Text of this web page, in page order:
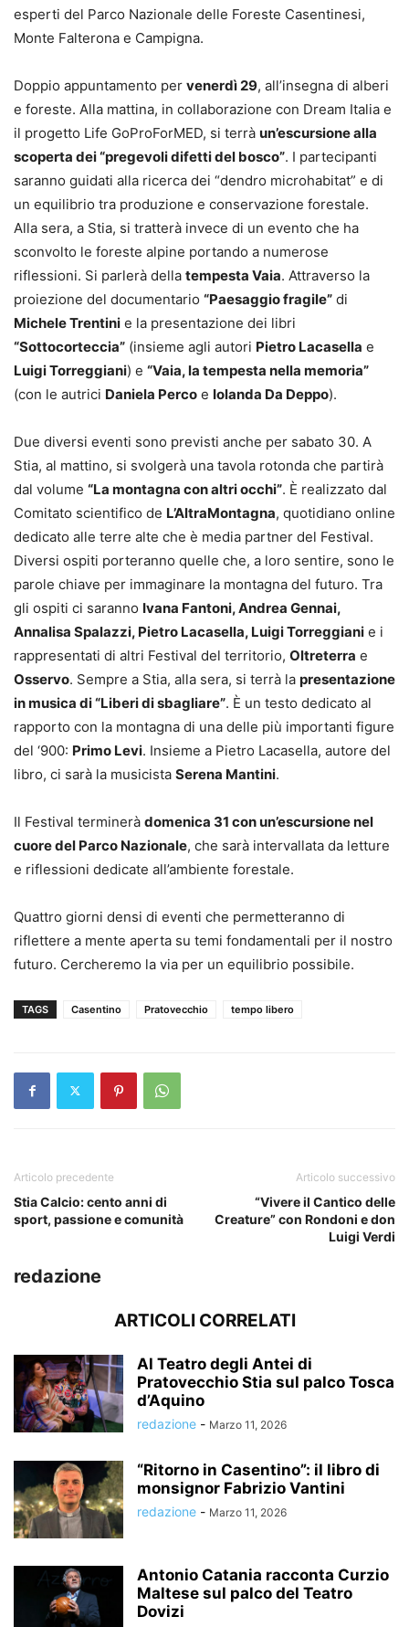
esperti del Parco Nazionale delle Foreste Casentinesi,
Monte Falterona e Campigna.
Doppio appuntamento per venerdì 29, all’insegna di alberi
e foreste. Alla mattina, in collaborazione con Dream Italia e
il progetto Life GoProForMED, si terrà un’escursione alla
scoperta dei “pregevoli difetti del bosco”. I partecipanti
saranno guidati alla ricerca dei “dendro microhabitat” e di
un equilibrio tra produzione e conservazione forestale.
Alla sera, a Stia, si tratterà invece di un evento che ha
sconvolto le foreste alpine portando a numerose
riflessioni. Si parlerà della tempesta Vaia. Attraverso la
proiezione del documentario “Paesaggio fragile” di
Michele Trentini e la presentazione dei libri
“Sottocorteccia” (insieme agli autori Pietro Lacasella e
Luigi Torreggiani) e “Vaia, la tempesta nella memoria”
(con le autrici Daniela Perco e Iolanda Da Deppo).
Due diversi eventi sono previsti anche per sabato 30. A
Stia, al mattino, si svolgerà una tavola rotonda che partirà
dal volume “La montagna con altri occhi”. È realizzato dal
Comitato scientifico de L’AltraMontagna, quotidiano online
dedicato alle terre alte che è media partner del Festival.
Diversi ospiti porteranno quelle che, a loro sentire, sono le
parole chiave per immaginare la montagna del futuro. Tra
gli ospiti ci saranno Ivana Fantoni, Andrea Gennai,
Annalisa Spalazzi, Pietro Lacasella, Luigi Torreggiani e i
rappresentati di altri Festival del territorio, Oltreterra e
Osservo. Sempre a Stia, alla sera, si terrà la presentazione
in musica di “Liberi di sbagliare”. È un testo dedicato al
rapporto con la montagna di una delle più importanti figure
del ‘900: Primo Levi. Insieme a Pietro Lacasella, autore del
libro, ci sarà la musicista Serena Mantini.
Il Festival terminerà domenica 31 con un’escursione nel
cuore del Parco Nazionale, che sarà intervallata da letture
e riflessioni dedicate all’ambiente forestale.
Quattro giorni densi di eventi che permetteranno di
riflettere a mente aperta su temi fondamentali per il nostro
futuro. Cercheremo la via per un equilibrio possibile.
TAGS Casentino Pratovecchio tempo libero
Articolo precedente
Stia Calcio: cento anni di
sport, passione e comunità
Articolo successivo
“Vivere il Cantico delle
Creature” con Rondoni e don
Luigi Verdi
redazione
ARTICOLI CORRELATI
Al Teatro degli Antei di
Pratovecchio Stia sul palco Tosca
d’Aquino
redazione - Marzo 11, 2026
“Ritorno in Casentino”: il libro di
monsignor Fabrizio Vantini
redazione - Marzo 11, 2026
Antonio Catania racconta Curzio
Maltese sul palco del Teatro
Dovizi